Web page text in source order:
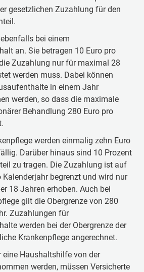
gesetzlichen Zuzahlung für den
bei einem
an. Sie betragen 10 Euro pro
Zuzahlung nur für maximal 28
werden muss. Dabei können
in einem Jahr
werden, so dass die maximale
Behandlung 280 Euro pro
werden einmalig zehn Euro
Darüber hinaus sind 10 Prozent
zu tragen. Die Zuzahlung ist auf
Kalenderjahr begrenzt und wird nur
18 Jahren erhoben. Auch bei
gilt die Obergrenze von 280
Zuzahlungen für
werden bei der Obergrenze der
Krankenpflege angerechnet.
eine Haushaltshilfe von der
werden, müssen Versicherte